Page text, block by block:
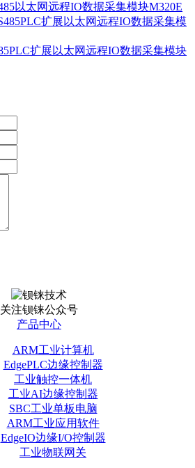
以太网远程IO数据采集模块M320E
扩展以太网远程IO数据采集模块
关注钡铼公众号
产品中心
ARM工业计算机
EdgePLC边缘控制器
工业触控一体机
工业AI边缘控制器
SBC工业单板电脑
ARM工业应用软件
EdgeIO边缘I/O控制器
工业物联网关